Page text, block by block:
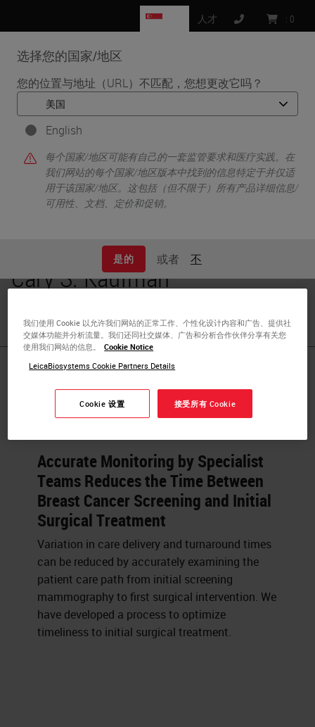
选择您的国家/地区
您的位置与地址（URL）不匹配，您想更改它吗？
English
每个国家/地区可能有自己的一套监管要求和医疗实践。在
我们网站的每个国家/地区版本中找到的信息特定于并仅适
用于该国家/地区。这包括（但不限于）所有产品详细信息/
可用性、文档、定价和促销。
是的 或者 不
人才 : 0
首页 • Knowledge Pathway • Cary S. Kaufman
Cary S. Kaufman
Published Pieces by
Cary S.
Accurate Monitoring by Specialist
Teams Reduces the Time Between
Breast Cancer Screening and Initial
Surgical Treatment
Variation in care delivery and turnaround times
can be reduced by accurately examining the
patient care path from initial screening
mammography to first surgical intervention. We
have developed a process to optimize
timeliness to initial surgical treatment.
我们使用 Cookie 以允许我们网站的正常工作、个性化设计内容和广告、提供社
交媒体功能并分析流量。我们还同社交媒体、广告和分析合作伙伴分享有关您
使用我们网站的信息。
Cookie Notice
LeicaBiosystems Cookie Partners Details
Cookie 设置 接受所有 Cookie